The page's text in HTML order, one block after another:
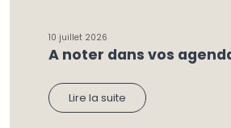
10 juillet 2026
A noter dans vos
Lire la suite